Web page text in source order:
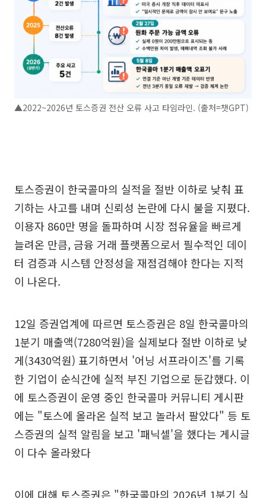
▲2022~2026년 토스증권 전산 오류 사고 타임라인. (출처=챗GPT)
토스증권이 한국콜마의 실적을 절반 이하로 낮춰 표
기하는 사고를 내며 신뢰성 논란에 다시 불을 지폈다.
이용자 860만 명을 돌파하며 시장 점유율을 빠르게
늘려온 만큼, 금융 거래 플랫폼으로서 필수적인 데이
터 검증과 시스템 안정성을 재점검해야 한다는 지적
이 나온다.
12일 증권업계에 따르면 토스증권은 8일 한국콜마의
1분기 매출액(7280억원)을 실제보다 절반 이하로 낮
게(3430억원) 표기하면서 '어닝 서프라이즈'를 기록
한 기업이 순식간에 실적 부진 기업으로 둔갑했다. 이
에 토스증권이 운영 중인 한국콜마 커뮤니티 게시판
에는 "토스에 올라온 실적 보고 놀라서 팔았다" 등 토
스증권의 실적 알림을 보고 '패닉셀'을 했다는 게시글
이 다수 올라왔다
이에 대해 토스증권은 "한국콜마의 2026년 1분기 실